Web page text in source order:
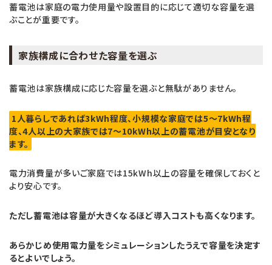
蓄電池は家庭の電力使用量や設置目的に応じて適切な容量を選
ぶことが重要です。
家族構成に合わせた容量を選ぶ
蓄電池は家族構成に応じた容量を選ぶと無駄がありません。
1人暮らしであれば3kWh程度、小規模な家庭では5〜7kWh程
度、4人以上の大家族では7〜10kWh以上の蓄電池が目安となり
ます。
電力消費量が多いご家庭では15kWh以上の容量を確保しておくと
より安心です。
ただし蓄電池は容量が大きくなるほど導入コストも高くなります。
あらかじめ使用電力量をシミュレーションしたうえで容量を決定す
るとよいでしょう。